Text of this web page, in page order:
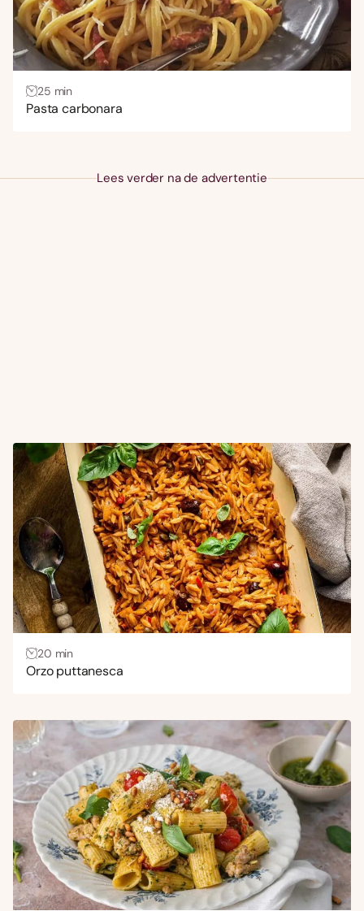
25 min
Pasta carbonara
Lees verder na de advertentie
20 min
Orzo puttanesca